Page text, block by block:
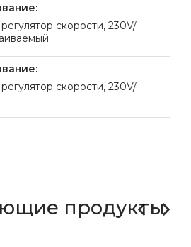
скорости, 230V/
скорости, 230V/
продукты